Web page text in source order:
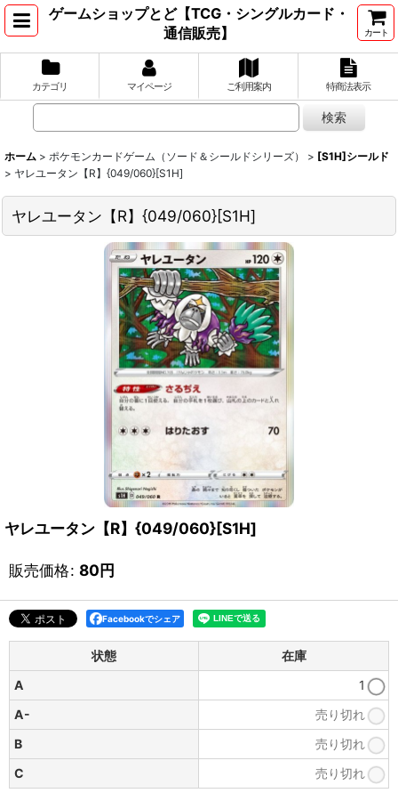
ゲームショップとど【TCG・シングルカード・
通信販売】
カート
カテゴリ マイページ ご利用案内 特商法表示
ホーム > ポケモンカードゲーム（ソード＆シールドシリーズ） > [S1H]シールド
> ヤレユータン【R】{049/060}[S1H]
ヤレユータン【R】{049/060}[S1H]
ヤレユータン【R】{049/060}[S1H]
販売価格: 80円
Facebookでシェア
状態
在庫
A
1
A-
売り切れ
B
売り切れ
C
売り切れ